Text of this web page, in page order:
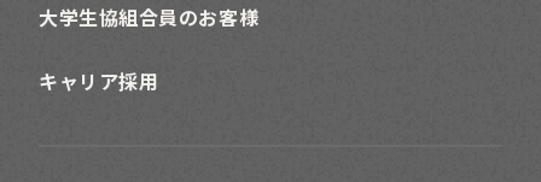
大学生協組合員のお客様
キャリア採用